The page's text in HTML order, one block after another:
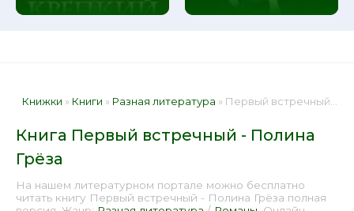
Книжки » Книги » Разная литература » Первый встречный - Полина Грёза 📕 - Книга онлайн бесплатно
Книга Первый встречный - Полина
Грёза
На нашем литературном портале можно бесплатно
читать книгу Первый встречный - Полина Грёза полная